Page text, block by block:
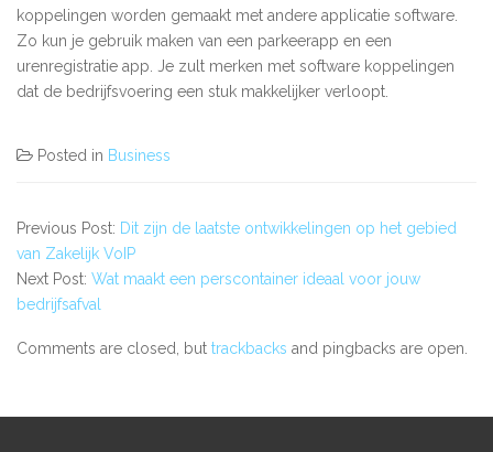
koppelingen worden gemaakt met andere applicatie software.
Zo kun je gebruik maken van een parkeerapp en een
urenregistratie app. Je zult merken met software koppelingen
dat de bedrijfsvoering een stuk makkelijker verloopt.
Posted in Business
Previous Post: Dit zijn de laatste ontwikkelingen op het gebied
van Zakelijk VoIP
Next Post: Wat maakt een perscontainer ideaal voor jouw
bedrijfsafval
Comments are closed, but trackbacks and pingbacks are open.